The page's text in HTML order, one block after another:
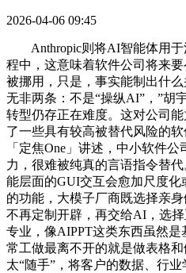
2026-04-06 09:45
Anthropic则将AI智能体用于
程中，这意味着软件公司将来
被挪用，只是，事实能制出什
无非两条：不是“操纵AI”，”胡
转型仍存正在难度。这对公司
了一些具有较高被替代风险的
「定焦One」讲述，中小软件
力，很难被纯真的言语指令替
能层面的GUI交互会愈加尺度
的功能，大模子厂商既选择亲
不再定制开辟，再交给AI，选
专业，像AIPPT这类东西虽然
常工做最离不开的就是做表格和
太“随手”，将客户的数据、行